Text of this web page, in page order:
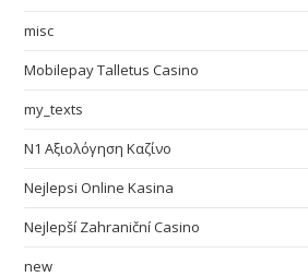
misc
Mobilepay Talletus Casino
my_texts
N1 Αξιολόγηση Καζίνο
Nejlepsi Online Kasina
Nejlepší Zahraniční Casino
new